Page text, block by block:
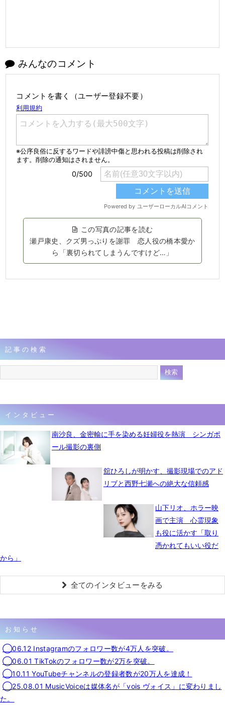
みんなのコメント
コメントを書く（ユーザー登録不要）
この写真の記事を読む
瀬戸康史、クズ男っぷりを謝罪 恋人役の橋本愛か
ら「裏切られてしまうんですけど…」
記事の検索
インタビュー
南沙良、金密輸に手を染める妊婦役を熱演 シンガポ
ール撮影の裏側
舘ひろしが明かす、撮影現場でのアド
リブと西野七瀬への絶大な信頼感
山下リオ、ホラー映
画で主演 心霊現象
も役に活かす「取り
憑かれてもいい役だ
から」
全てのインタビューをみる
お知らせ
◯06.12 Instagramのフォロワー数が4万人を突破。
◯06.01 TikTokのフォロワー数が2万を突破。
◯10.11 YouTubeチャンネルの登録者数が20万人を達成！
◯25.08.01 MusicVoiceは媒体名が「vois ヴォイス」に変わりまし
た。